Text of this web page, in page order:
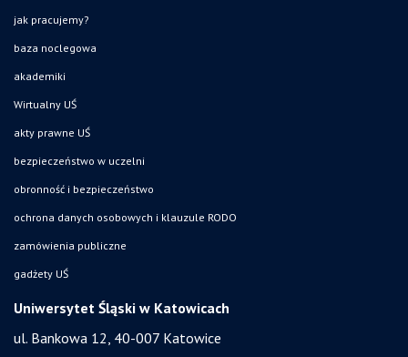
jak pracujemy?
baza noclegowa
akademiki
Wirtualny UŚ
akty prawne UŚ
bezpieczeństwo w uczelni
obronność i bezpieczeństwo
ochrona danych osobowych i klauzule RODO
zamówienia publiczne
gadżety UŚ
Uniwersytet Śląski w Katowicach
ul. Bankowa 12, 40-007 Katowice